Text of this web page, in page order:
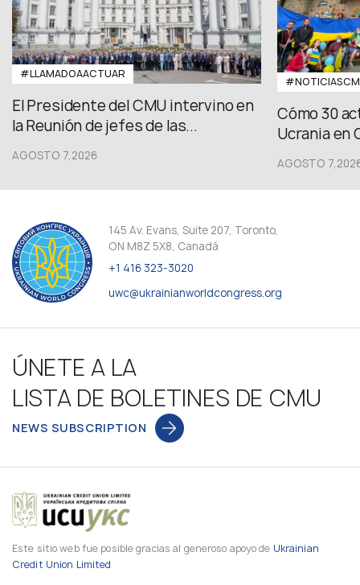
#LLAMADOAACTUAR
El Presidente del CMU intervino en
la Reunión de jefes de las...
AGOSTO 7,2026
Cómo 30
Ucrania en
AGOSTO
145 Av. Evans, Suite 207, Toronto,
ON M8Z 5X8, Canadá
+1 416 323-3020
uwc@ukrainianworldcongress.org
ÚNETE A LA
LISTA DE BOLETINES DE CMU
NEWS SUBSCRIPTION
Este sitio web fue posible gracias al generoso apoyo de Ukrainian
Credit Union Limited